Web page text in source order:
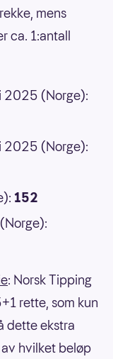
mens
ca. 1:antall
2025 (Norge):
2025 (Norge):
152
: Norsk Tipping
rette, som kun
dette ekstra
hvilket beløp